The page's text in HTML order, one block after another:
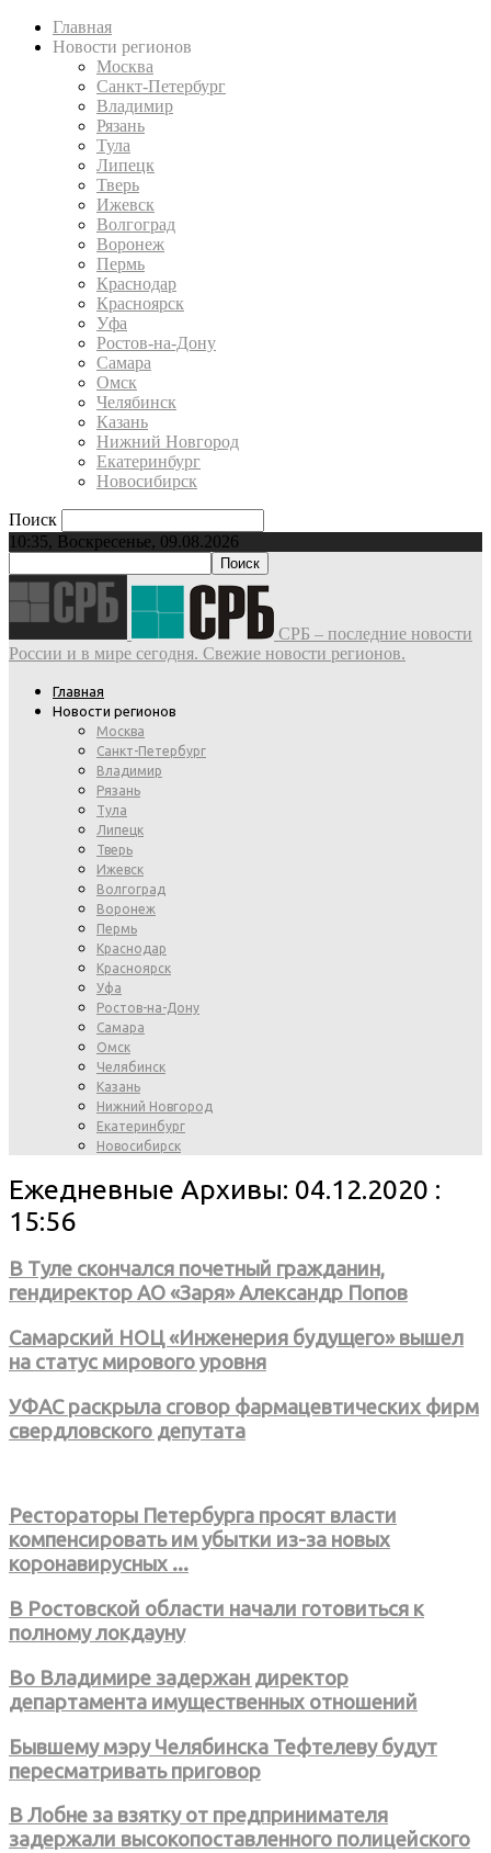
Главная
Новости регионов
Москва
Санкт-Петербург
Владимир
Рязань
Тула
Липецк
Тверь
Ижевск
Волгоград
Воронеж
Пермь
Краснодар
Красноярск
Уфа
Ростов-на-Дону
Самара
Омск
Челябинск
Казань
Нижний Новгород
Екатеринбург
Новосибирск
Поиск
10:35, Воскресенье, 09.08.2026
СРБ – последние новости
России и в мире сегодня. Свежие новости регионов.
Главная
Новости регионов
Москва
Санкт-Петербург
Владимир
Рязань
Тула
Липецк
Тверь
Ижевск
Волгоград
Воронеж
Пермь
Краснодар
Красноярск
Уфа
Ростов-на-Дону
Самара
Омск
Челябинск
Казань
Нижний Новгород
Екатеринбург
Новосибирск
Ежедневные Архивы: 04.12.2020 :
15:56
В Туле скончался почетный гражданин,
гендиректор АО «Заря» Александр Попов
Самарский НОЦ «Инженерия будущего» вышел
на статус мирового уровня
УФАС раскрыла сговор фармацевтических фирм
свердловского депутата
Рестораторы Петербурга просят власти
компенсировать им убытки из-за новых
коронавирусных ...
В Ростовской области начали готовиться к
полному локдауну
Во Владимире задержан директор
департамента имущественных отношений
Бывшему мэру Челябинска Тефтелеву будут
пересматривать приговор
В Лобне за взятку от предпринимателя
задержали высокопоставленного полицейского